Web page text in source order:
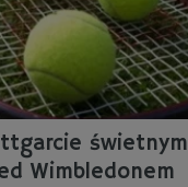
świetnym
Wimbledonem